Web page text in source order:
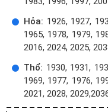
Hỏa: 1926, 1927,
1965, 1978, 1979,
2016, 2024, 2025,
Thổ: 1930, 1931,
1969, 1977, 1976,
2021, 2028,